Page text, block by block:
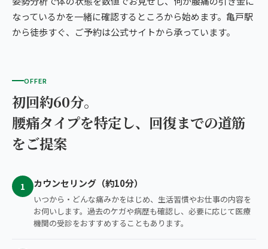
なっているかを一緒に確認するところから始めます。亀戸駅
から徒歩すぐ、ご予約は公式サイトから承っています。
OFFER
初回約60分。
腰痛タイプを特定し、回復までの道筋
をご提案
1 カウンセリング（約10分）
いつから・どんな痛みかをはじめ、生活習慣やお仕事の内容を
お伺いします。過去のケガや病歴も確認し、必要に応じて医療
機関の受診をおすすめすることもあります。